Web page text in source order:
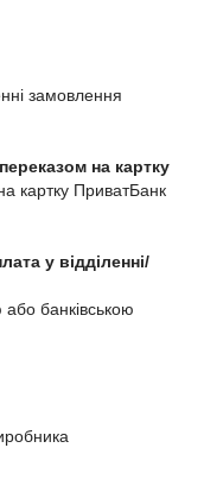
замовлення
на картку
картку ПриватБанк
у відділенні/
або банківською